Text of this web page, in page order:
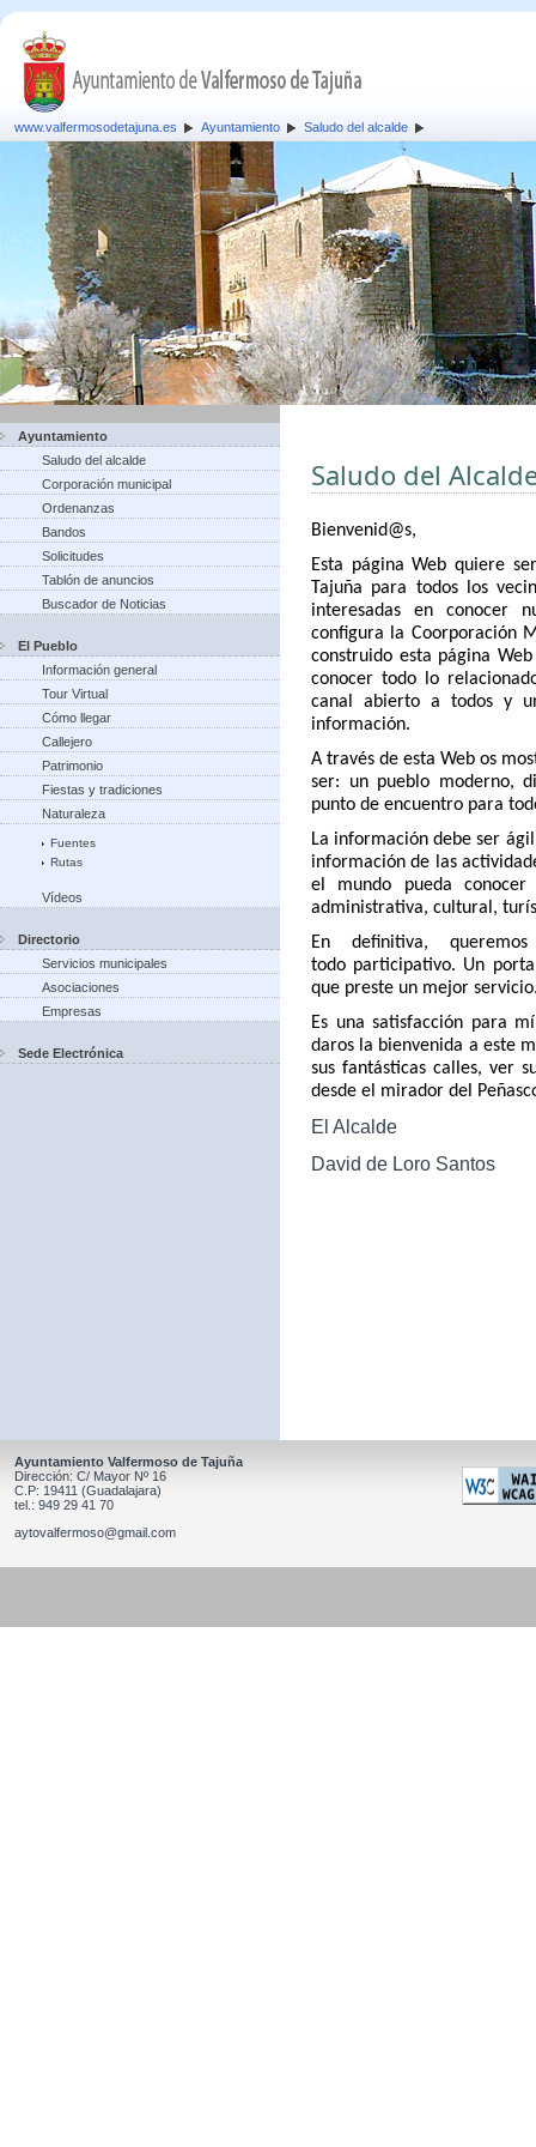
www.valfermosodetajuna.es Ayuntamiento Saludo del alcalde
Ayuntamiento
Saludo del alcalde
Corporación municipal
Ordenanzas
Bandos
Solicitudes
Tablón de anuncios
Buscador de Noticias
El Pueblo
Información general
Tour Virtual
Cómo llegar
Callejero
Patrimonio
Fiestas y tradiciones
Naturaleza
Fuentes
Rutas
Vídeos
Directorio
Servicios municipales
Asociaciones
Empresas
Sede Electrónica
Saludo del
Bienvenid@s,
Esta página Web quiere
Tajuña para todos los
interesadas en conocer
configura la Coorporación
construido esta página
conocer todo lo
canal abierto a todos y
información.
A través de esta Web os
ser: un pueblo moderno,
punto de encuentro para
La información debe ser
información de las
el mundo pueda
administrativa, cultural,
En definitiva,
todo participativo. Un
que preste un mejor
Es una satisfacción para
daros la bienvenida a este
sus fantásticas calles, ver
desde el mirador del
El Alcalde
David de Loro Santos
Ayuntamiento Valfermoso de Tajuña
Dirección: C/ Mayor Nº 16
C.P: 19411 (Guadalajara)
tel.: 949 29 41 70
aytovalfermoso@gmail.com